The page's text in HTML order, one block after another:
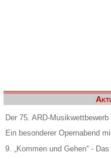
Der 75. ARD-
Ein besonderer Opernabend
9. „Kommen und Gehen“ -